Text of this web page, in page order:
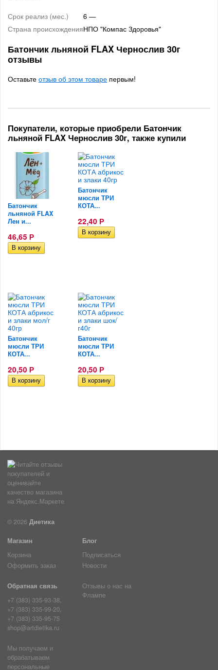
Срок реализ (мес.)
6 —
Страна происхожденияНПО "Компас Здоровья"
Батончик льняной FLAX Чернослив 30г
отзывы
Оставьте отзыв об этом товаре первым!
Покупатели, которые приобрели Батончик
льняной FLAX Чернослив 30г, также купили
Батончик
льняной FLAX
Лен и...
46,65 Р
Батончик
мюсли ТРИ
КОТА...
22,40 Р
Батончик
мюсли ТРИ
КОТА...
20,50 Р
Батончик
мюсли ТРИ
КОТА...
20,50 Р
© 2026 Диетика
Магазин
Корзина
Оформить заказ
Блог
Подписаться
Новости
Обратная связь
+7 (383) 335-93-38,
+7 (383) 335-99-20,
+7 (383) 335-95-75
shop@artdietika.ru
Отзывы о нас на
Флампе
Мы получаем и
обрабатываем
персональные